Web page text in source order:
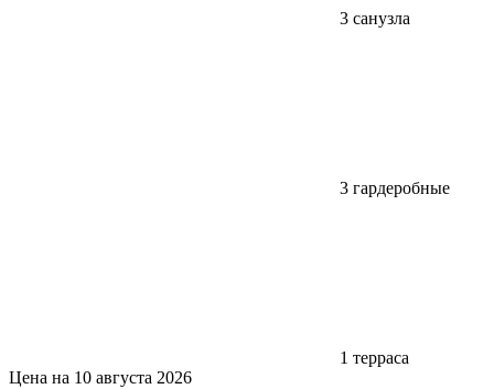
3 санузла
3 гардеробные
1 терраса
Цена на 10 августа 2026